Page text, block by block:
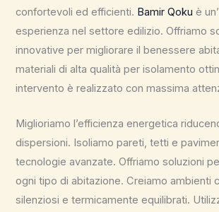
confortevoli ed efficienti. Bamir Qoku è
esperienza nel settore edilizio. Offriamo
innovative per migliorare il benessere
materiali di alta qualità per isolamento
intervento è realizzato con massima
Miglioriamo l’efficienza energetica
dispersioni. Isoliamo pareti, tetti e
tecnologie avanzate. Offriamo soluzioni
ogni tipo di abitazione. Creiamo ambienti
silenziosi e termicamente equilibrati.